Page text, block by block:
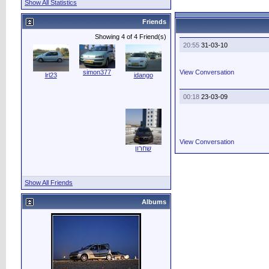
31-03-10
20:55
View Conversation
23-03-09
00:18
View Conversation
Show All Statistics
Friends
Showing 4 of 4 Friend(s)
idango
simon377
lrl23
שחרון
Show All Friends
Albums